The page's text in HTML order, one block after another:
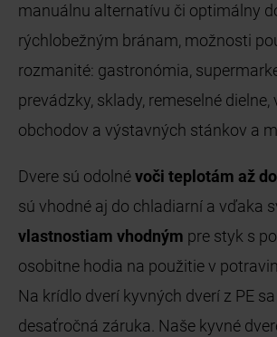
manuálnu alternatívu či optimálny
rýchlobežným bránam, možnosti
rozmanité: gastronómia,
prevádzky, sklady, remeselné dielne,
obchodov a výstavných stánkov a
Dvere sú odolnévoči teplotám až do
sú vhodné aj do chladiarní a vďaka
vlastnostiam vhodným pre styk s
osobitne hodia na použitie v
Na krídlo dverí kyvných dverí z PE
desaťročná záruka. Naše kyvné